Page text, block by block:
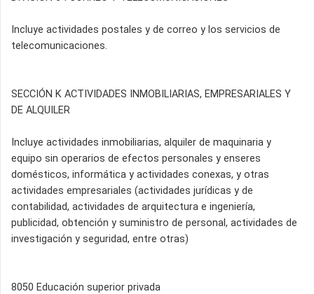
Incluye actividades postales y de correo y los servicios de
telecomunicaciones.
SECCIÓN K ACTIVIDADES INMOBILIARIAS, EMPRESARIALES Y
DE ALQUILER
Incluye actividades inmobiliarias, alquiler de maquinaria y
equipo sin operarios de efectos personales y enseres
domésticos, informática y actividades conexas, y otras
actividades empresariales (actividades jurídicas y de
contabilidad, actividades de arquitectura e ingeniería,
publicidad, obtención y suministro de personal, actividades de
investigación y seguridad, entre otras)
8050 Educación superior privada